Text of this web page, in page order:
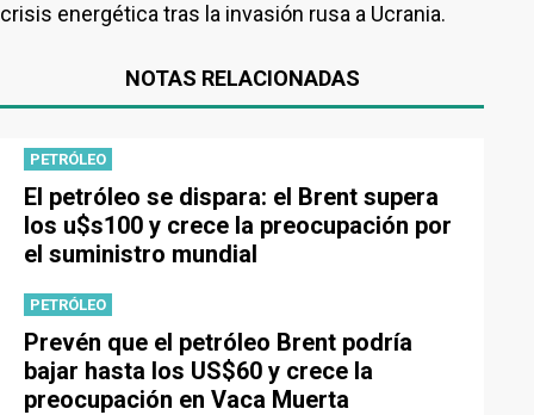
crisis energética tras la invasión rusa a Ucrania.
NOTAS RELACIONADAS
PETRÓLEO
El petróleo se dispara: el Brent supera
los u$s100 y crece la preocupación por
el suministro mundial
PETRÓLEO
Prevén que el petróleo Brent podría
bajar hasta los US$60 y crece la
preocupación en Vaca Muerta